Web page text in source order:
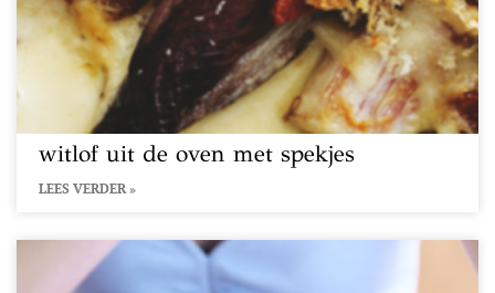
witlof uit de oven met spekjes
LEES VERDER »